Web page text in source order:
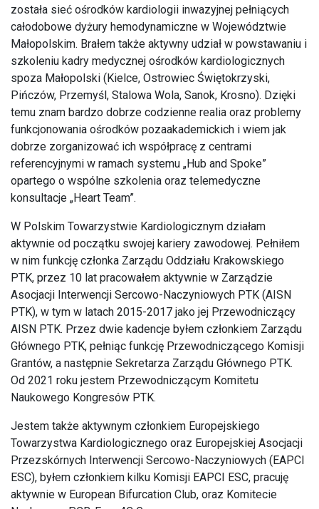
została sieć ośrodków kardiologii inwazyjnej pełniących
całodobowe dyżury hemodynamiczne w Województwie
Małopolskim. Brałem także aktywny udział w powstawaniu i
szkoleniu kadry medycznej ośrodków kardiologicznych
spoza Małopolski (Kielce, Ostrowiec Świętokrzyski,
Pińczów, Przemyśl, Stalowa Wola, Sanok, Krosno). Dzięki
temu znam bardzo dobrze codzienne realia oraz problemy
funkcjonowania ośrodków pozaakademickich i wiem jak
dobrze zorganizować ich współpracę z centrami
referencyjnymi w ramach systemu „Hub and Spoke”
opartego o wspólne szkolenia oraz telemedyczne
konsultacje „Heart Team”.
W Polskim Towarzystwie Kardiologicznym działam
aktywnie od początku swojej kariery zawodowej. Pełniłem
w nim funkcję członka Zarządu Oddziału Krakowskiego
PTK, przez 10 lat pracowałem aktywnie w Zarządzie
Asocjacji Interwencji Sercowo-Naczyniowych PTK (AISN
PTK), w tym w latach 2015-2017 jako jej Przewodniczący
AISN PTK. Przez dwie kadencje byłem członkiem Zarządu
Głównego PTK, pełniąc funkcję Przewodniczącego Komisji
Grantów, a następnie Sekretarza Zarządu Głównego PTK.
Od 2021 roku jestem Przewodniczącym Komitetu
Naukowego Kongresów PTK.
Jestem także aktywnym członkiem Europejskiego
Towarzystwa Kardiologicznego oraz Europejskiej Asocjacji
Przezskórnych Interwencji Sercowo-Naczyniowych (EAPCI
ESC), byłem członkiem kilku Komisji EAPCI ESC, pracuję
aktywnie w European Bifurcation Club, oraz Komitecie